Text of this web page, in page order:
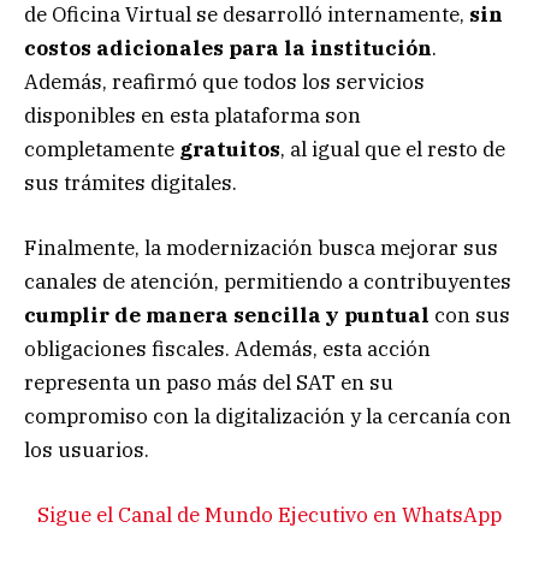
de Oficina Virtual se desarrolló internamente, sin
costos adicionales para la institución.
Además, reafirmó que todos los servicios
disponibles en esta plataforma son
completamente gratuitos, al igual que el resto de
sus trámites digitales.
Finalmente, la modernización busca mejorar sus
canales de atención, permitiendo a contribuyentes
cumplir de manera sencilla y puntual con sus
obligaciones fiscales. Además, esta acción
representa un paso más del SAT en su
compromiso con la digitalización y la cercanía con
los usuarios.
Sigue el Canal de Mundo Ejecutivo en WhatsApp